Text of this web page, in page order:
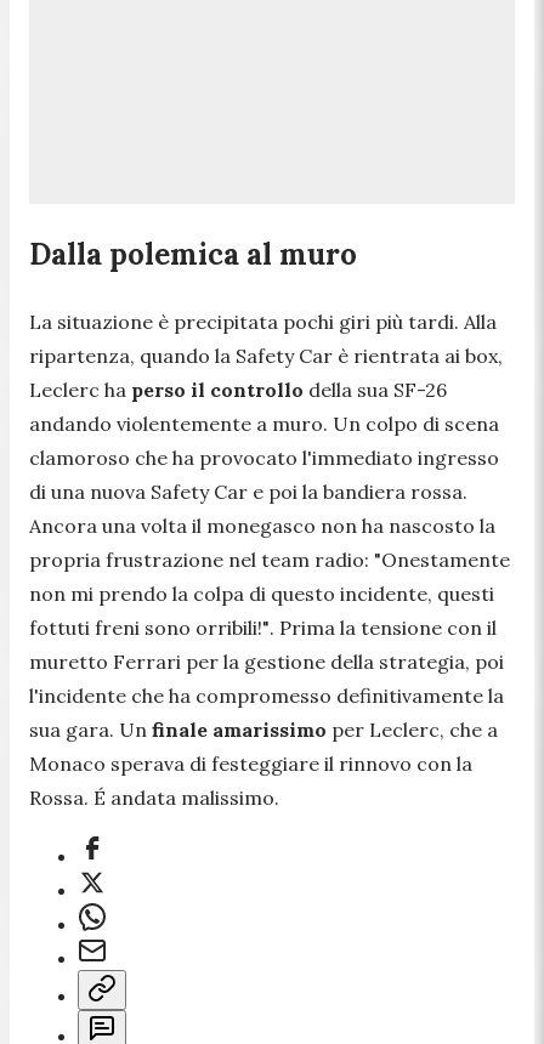
Dalla polemica al muro
La situazione è precipitata pochi giri più tardi. Alla
ripartenza, quando la Safety Car è rientrata ai box,
Leclerc ha perso il controllo della sua SF-26
andando violentemente a muro. Un colpo di scena
clamoroso che ha provocato l'immediato ingresso
di una nuova Safety Car e poi la bandiera rossa.
Ancora una volta il monegasco non ha nascosto la
propria frustrazione nel team radio: "Onestamente
non mi prendo la colpa di questo incidente, questi
fottuti freni sono orribili!". Prima la tensione con il
muretto Ferrari per la gestione della strategia, poi
l'incidente che ha compromesso definitivamente la
sua gara. Un finale amarissimo per Leclerc, che a
Monaco sperava di festeggiare il rinnovo con la
Rossa. É andata malissimo.